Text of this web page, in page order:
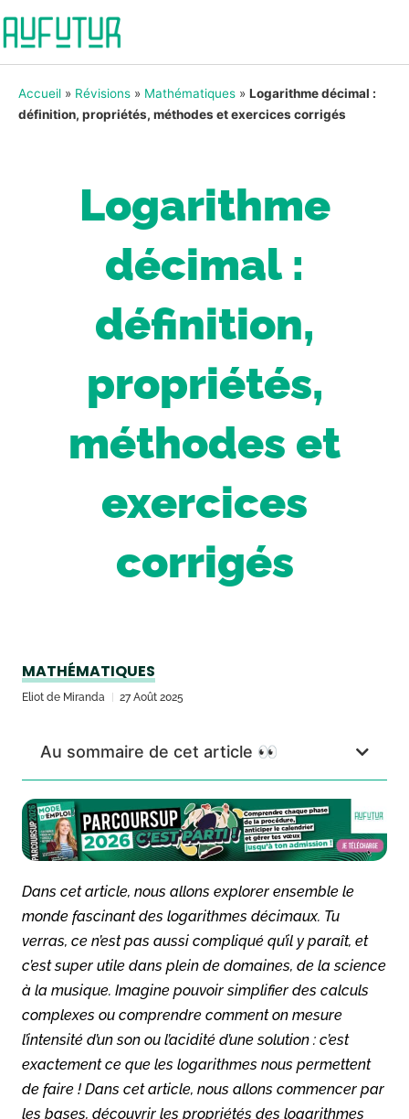
Accueil » Révisions » Mathématiques » Logarithme décimal :
définition, propriétés, méthodes et exercices corrigés
Logarithme
décimal :
définition,
propriétés,
méthodes et
exercices
corrigés
MATHÉMATIQUES
Eliot de Miranda 27 Août 2025
Au sommaire de cet article 👀
Dans cet article, nous allons explorer ensemble le
monde fascinant des logarithmes décimaux. Tu
verras, ce n’est pas aussi compliqué qu’il y paraît, et
c’est super utile dans plein de domaines, de la science
à la musique. Imagine pouvoir simplifier des calculs
complexes ou comprendre comment on mesure
l’intensité d’un son ou l’acidité d’une solution : c’est
exactement ce que les logarithmes nous permettent
de faire ! Dans cet article, nous allons commencer par
les bases, découvrir les propriétés des logarithmes